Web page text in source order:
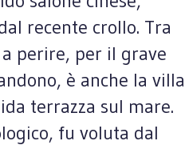
recente crollo. Tra
perire, per il grave
è anche la villa
terrazza sul mare.
fu voluta dal